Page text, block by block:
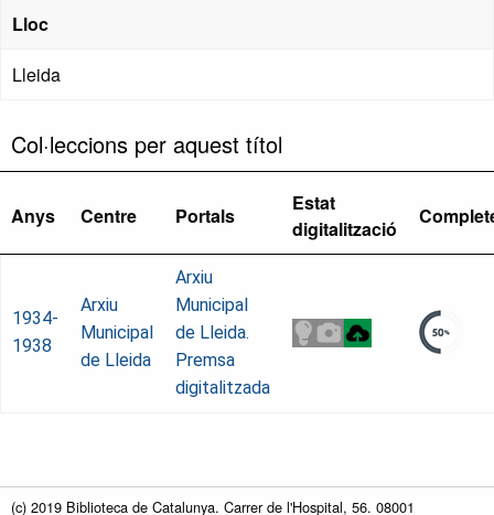
Lloc
Lleida
Col·leccions per aquest títol
Anys Centre Portals
Estat
digitalització
1934-
1938
Arxiu
Municipal
de Lleida
Arxiu
Municipal
de Lleida.
Premsa
digitalitzada
(c) 2019 Biblioteca de Catalunya. Carrer de l'Hospital, 56. 08001